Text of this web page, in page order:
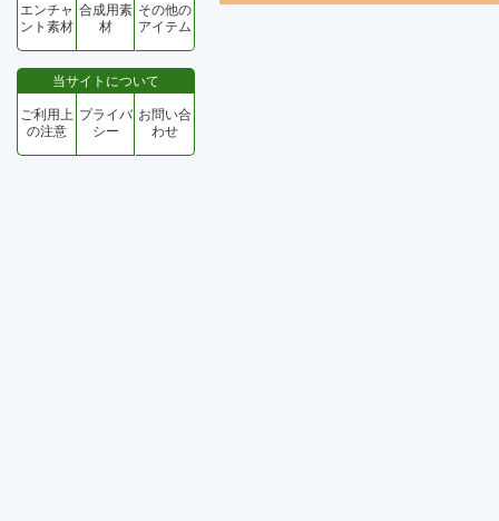
エンチャ
ント素材
合成用素
材
その他の
アイテム
当サイトについて
ご利用上
の注意
プライバ
シー
お問い合
わせ